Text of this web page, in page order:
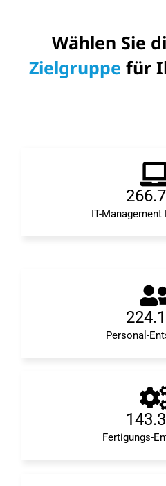
Wählen Sie
Zielgruppe für
IT-
Personal-
Fertigungs-